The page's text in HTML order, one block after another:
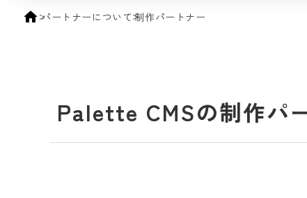
パートナーについて 制作パートナー
Palette CMSの制作パ